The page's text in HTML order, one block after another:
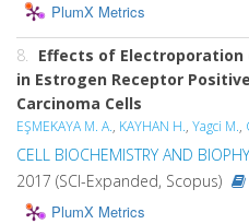
PlumX Metrics
8. Effects of Electroporation
in Estrogen Receptor
Carcinoma Cells
EŞMEKAYA M. A., KAYHAN H., Yagci M.,
CELL BIOCHEMISTRY AND
2017 (SCI-Expanded, Scopus)
PlumX Metrics